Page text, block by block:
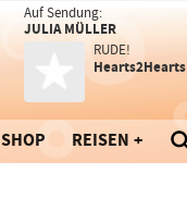
Auf Sendung:
JULIA MÜLLER
RUDE!
Hearts2Hearts
SHOP REISEN